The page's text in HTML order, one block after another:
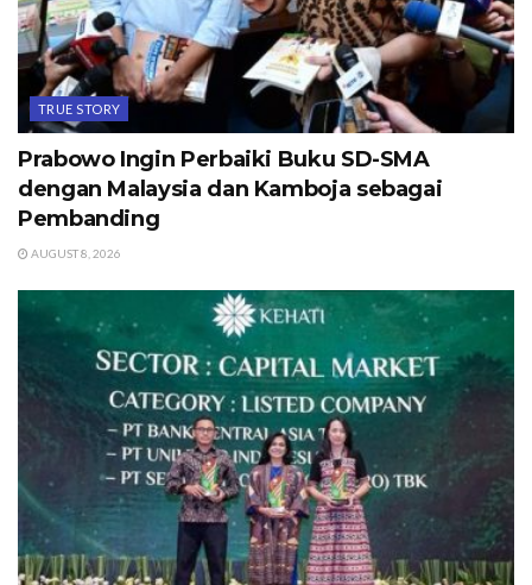
TRUE STORY
Prabowo Ingin Perbaiki Buku SD-SMA
dengan Malaysia dan Kamboja sebagai
Pembanding
AUGUST 8, 2026